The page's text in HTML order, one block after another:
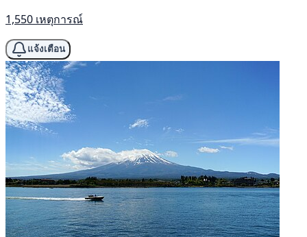
1,550 เหตุการณ์
แจ้งเตือน